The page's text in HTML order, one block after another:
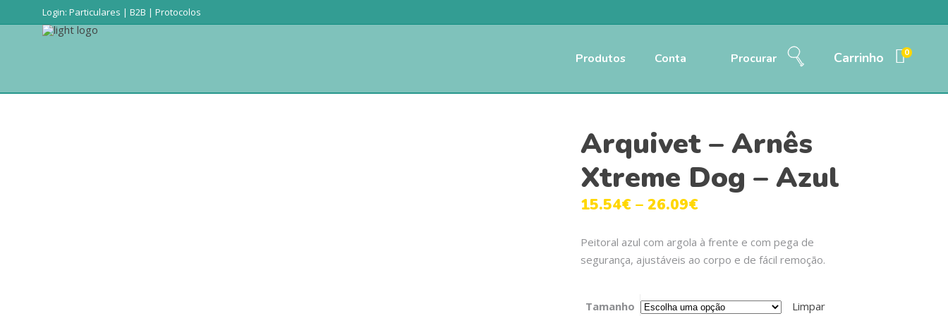
Login: Particulares | B2B | Protocolos
Produtos Conta Procurar Carrinho 0
Arquivet – Arnês
Xtreme Dog – Azul
15.54€ – 26.09€
Peitoral azul com argola à frente e com pega de
segurança, ajustáveis ao corpo e de fácil remoção.
Tamanho Limpar